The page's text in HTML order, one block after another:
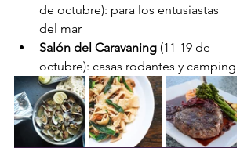
de octubre): para los entusiastas
del mar
Salón del Caravaning (11-19 de
octubre): casas rodantes y camping